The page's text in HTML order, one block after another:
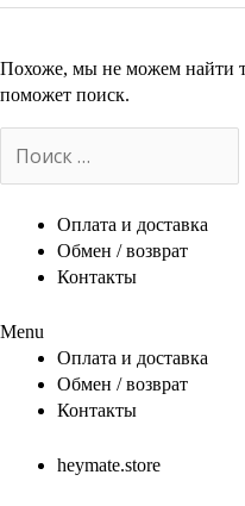
Похоже, мы не можем найти
поможет поиск.
for:
Оплата и доставка
Обмен / возврат
Контакты
Menu
Оплата и доставка
Обмен / возврат
Контакты
heymate.store